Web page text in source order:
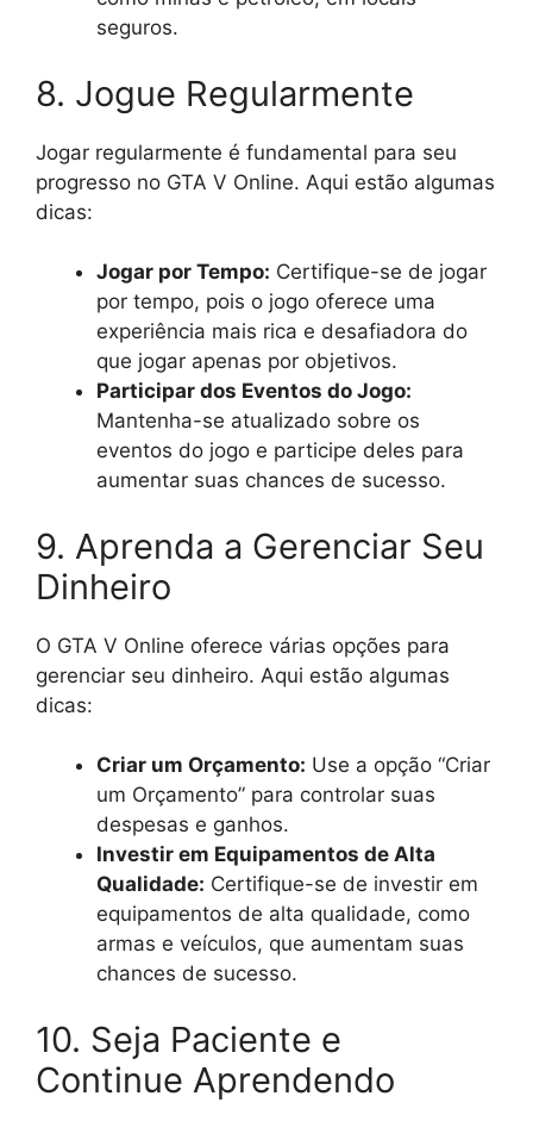
seguros.
8. Jogue Regularmente
Jogar regularmente é fundamental para seu
progresso no GTA V Online. Aqui estão algumas
dicas:
Jogar por Tempo: Certifique-se de jogar
por tempo, pois o jogo oferece uma
experiência mais rica e desafiadora do
que jogar apenas por objetivos.
Participar dos Eventos do Jogo:
Mantenha-se atualizado sobre os
eventos do jogo e participe deles para
aumentar suas chances de sucesso.
9. Aprenda a Gerenciar Seu
Dinheiro
O GTA V Online oferece várias opções para
gerenciar seu dinheiro. Aqui estão algumas
dicas:
Criar um Orçamento: Use a opção “Criar
um Orçamento” para controlar suas
despesas e ganhos.
Investir em Equipamentos de Alta
Qualidade: Certifique-se de investir em
equipamentos de alta qualidade, como
armas e veículos, que aumentam suas
chances de sucesso.
10. Seja Paciente e
Continue Aprendendo